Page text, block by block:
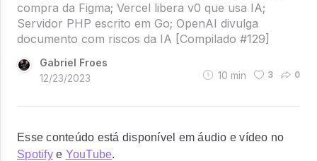
compra da Figma; Vercel libera v0 que usa IA;
Servidor PHP escrito em Go; OpenAI divulga
documento com riscos da IA [Compilado #129]
Gabriel Froes
12/23/2023
10 min 3 0
Esse conteúdo está disponível em áudio e vídeo no
Spotifye YouTube.